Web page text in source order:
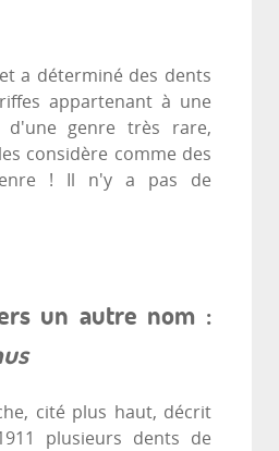
a déterminé des dents
appartenant à une
d'une genre très rare,
considère comme des
! Il n'y a pas de
un autre nom :
cité plus haut, décrit
plusieurs dents de